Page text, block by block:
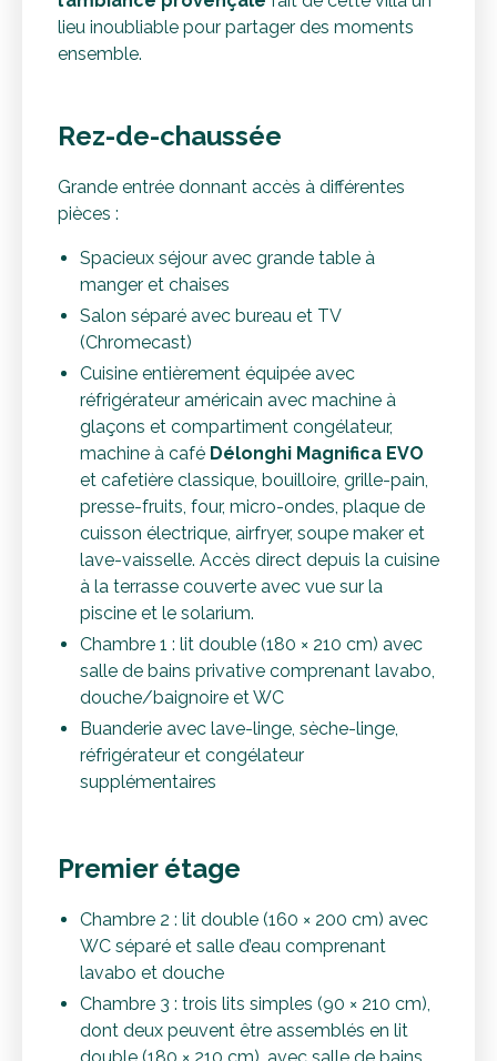
lieu inoubliable pour partager des moments
ensemble.
Rez-de-chaussée
Grande entrée donnant accès à différentes
pièces :
Spacieux séjour avec grande table à
manger et chaises
Salon séparé avec bureau et TV
(Chromecast)
Cuisine entièrement équipée avec
réfrigérateur américain avec machine à
glaçons et compartiment congélateur,
machine à café Délonghi Magnifica EVO
et cafetière classique, bouilloire, grille-pain,
presse-fruits, four, micro-ondes, plaque de
cuisson électrique, airfryer, soupe maker et
lave-vaisselle. Accès direct depuis la cuisine
à la terrasse couverte avec vue sur la
piscine et le solarium.
Chambre 1 : lit double (180 × 210 cm) avec
salle de bains privative comprenant lavabo,
douche/baignoire et WC
Buanderie avec lave-linge, sèche-linge,
réfrigérateur et congélateur
supplémentaires
Premier étage
Chambre 2 : lit double (160 × 200 cm) avec
WC séparé et salle d’eau comprenant
lavabo et douche
Chambre 3 : trois lits simples (90 × 210 cm),
dont deux peuvent être assemblés en lit